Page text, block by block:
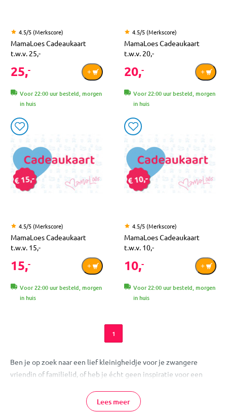
4.5/5 (Merkscore)
MamaLoes Cadeaukaart
t.w.v. 25,-
25,-
Voor 22:00 uur besteld, morgen
in huis
4.5/5 (Merkscore)
MamaLoes Cadeaukaart
t.w.v. 20,-
20,-
Voor 22:00 uur besteld, morgen
in huis
4.5/5 (Merkscore)
MamaLoes Cadeaukaart
t.w.v. 15,-
15,-
Voor 22:00 uur besteld, morgen
in huis
4.5/5 (Merkscore)
MamaLoes Cadeaukaart
t.w.v. 10,-
10,-
Voor 22:00 uur besteld, morgen
in huis
1
Ben je op zoek naar een lief kleinigheidje voor je zwangere
vriendin of familielid, of heb je écht geen inspiratie voor een
perfecte oplossing. Verkrijgbaar vanaf 10 euro.
Lees meer